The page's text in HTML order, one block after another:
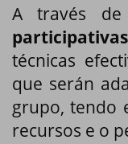
A través de
participativas
técnicas
que serán
grupo, tendo
recursos e o